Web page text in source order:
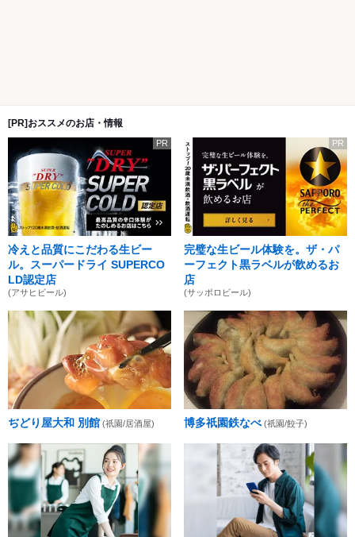
[PR]おススメのお店・情報
PR
冷えと品質にこだわる生ビー
ル。スーパードライ SUPERCO
LD認定店
(アサヒビール)
PR
完璧な生ビール体験を。ザ・パ
ーフェクト黒ラベルが飲めるお
店
(サッポロビール)
ぢどり屋大和 別館 (祇園/居酒屋) 博多祇園鉄なべ (祇園/餃子)